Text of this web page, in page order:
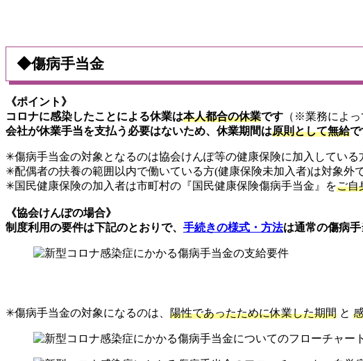
◆傷病手当金
《ポイント 》
コロナに感染したことによる休業は本人都合の休業です （※業務によ
会社が休業手当を支払う必要はないため、休業期間は原則として無給で
✳︎傷病手当金の対象となるのは協会けんぽ等の健康保険に加入している
✳︎配偶者の扶養の範囲以内で働いている方(健康保険未加入者)は対象外
✳︎国民健康保険の加入者は市町村の『国民健康保険傷病手当金』をご自
《協会けんぽの場合》
制度利用の要件は下記のとおりで、 手続きの様式・方法は通常の傷病手
✳︎傷病手当金の対象になるのは、 陽性であったために休業した期間 と